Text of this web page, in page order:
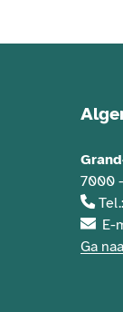
7000
E-
Ga